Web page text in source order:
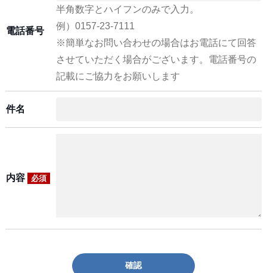
電話番号
半角数字とハイフンのみで入力。
例）0157-23-7111
※簡単なお問い合わせの場合はお電話にて回答
させていただく場合がございます。電話番号の
記載にご協力をお願いします
件名
内容 必須
確認